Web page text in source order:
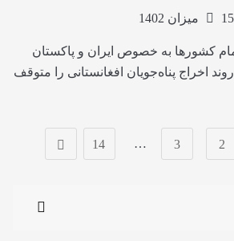
15 میزان 1402
کشورها به خصوص ایران و پاکستان
اخراج پناه‌جویان افغانستانی را متوقف
2
3
…
14